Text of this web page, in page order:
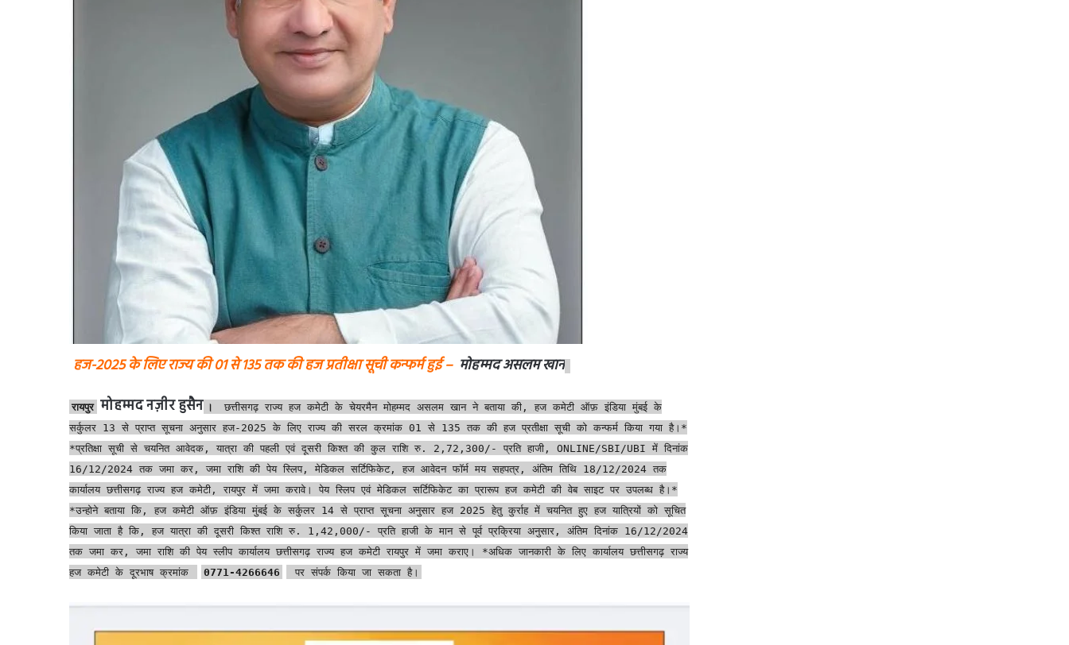
हज-2025 के लिए राज्य की 01 से 135 तक की हज प्रतीक्षा सूची कन्फर्म हुई – मोहम्मद असलम खान
रायपुर मोहम्मद नज़ीर हुसैन ।
छत्तीसगढ़ राज्य हज कमेटी के चेयरमैन मोहम्मद असलम खान ने बताया की, हज कमेटी ऑफ़ इंडिया मुंबई के
सर्कुलर 13 से प्राप्त सूचना अनुसार हज-2025 के लिए राज्य की सरल क्रमांक 01 से 135 तक की हज प्रतीक्षा सूची को कन्फर्म किया गया है।*
*प्रतिक्षा सूची से चयनित आवेदक, यात्रा की पहली एवं दूसरी किश्त की कुल राशि रु. 2,72,300/- प्रति हाजी, ONLINE/SBI/UBI में दिनांक
16/12/2024 तक जमा कर, जमा राशि की पेय स्लिप, मेडिकल सर्टिफिकेट, हज आवेदन फॉर्म मय सहपत्र, अंतिम तिथि 18/12/2024 तक
कार्यालय छत्तीसगढ़ राज्य हज कमेटी, रायपुर में जमा करावे। पेय स्लिप एवं मेडिकल सर्टिफिकेट का प्रारूप हज कमेटी की वेब साइट पर उपलब्ध है।*
*उन्होने बताया कि, हज कमेटी ऑफ़ इंडिया मुंबई के सर्कुलर 14 से प्राप्त सूचना अनुसार हज 2025 हेतु कुर्राह में चयनित हुए हज यात्रियों को सूचित
किया जाता है कि, हज यात्रा की दूसरी किश्त राशि रु. 1,42,000/- प्रति हाजी के मान से पूर्व प्रक्रिया अनुसार, अंतिम दिनांक 16/12/2024
तक जमा कर, जमा राशि की पेय स्लीप कार्यालय छत्तीसगढ़ राज्य हज कमेटी रायपुर में जमा कराए। *अधिक जानकारी के लिए कार्यालय छत्तीसगढ़ राज्य
हज कमेटी के दूरभाष क्रमांक
0771-4266646 पर संपर्क किया जा सकता है।